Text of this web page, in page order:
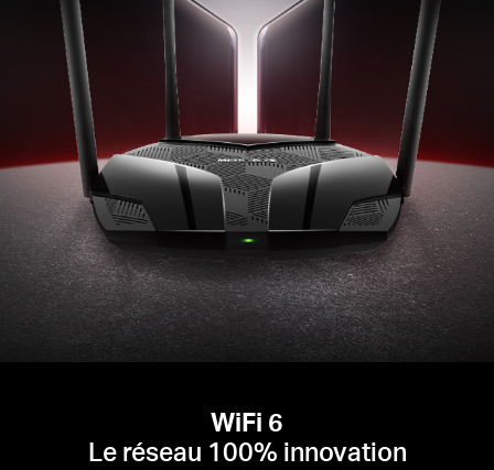
bande disponible pour chaque appareil
Mode point d'accès
- Étend un réseau filaire et le
rend sans fil
WiFi 6
Le réseau 100% innovation